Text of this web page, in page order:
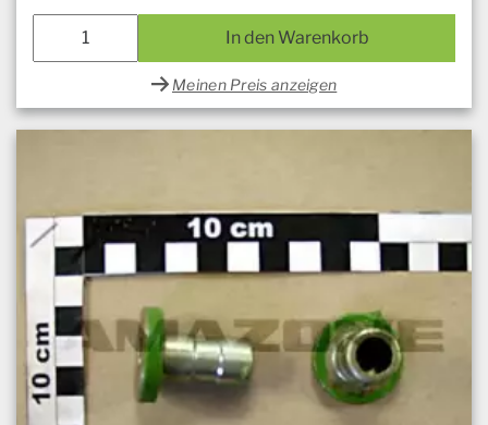
In den Warenkorb
Meinen Preis anzeigen